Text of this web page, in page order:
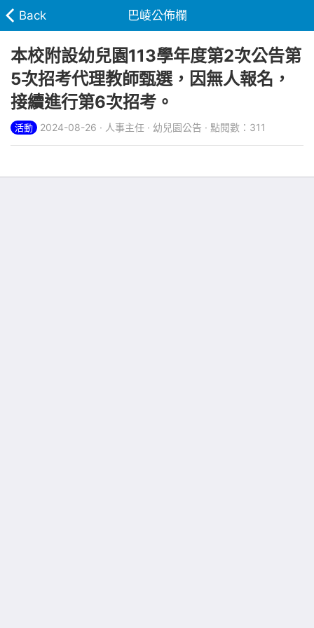
Back 巴崚公佈欄
本校附設幼兒園113學年度第2次公告第
5次招考代理教師甄選，因無人報名，
接續進行第6次招考。
活動 2024-08-26 · 人事主任 · 幼兒園公告 · 點閱數：311